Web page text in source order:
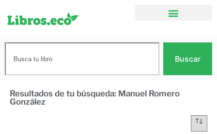
Buscar
Resultados de tu búsqueda: Manuel Romero
González